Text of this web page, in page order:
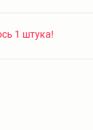
1 штука